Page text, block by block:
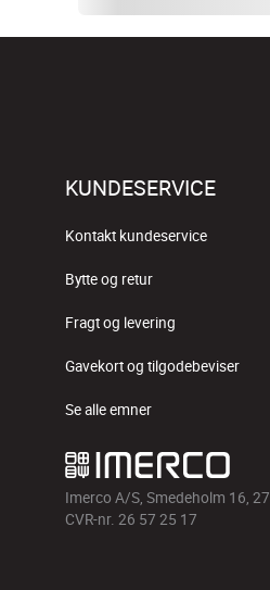
KUNDESERVICE
Kontakt kundeservice
Bytte og retur
Fragt og levering
Gavekort og tilgodebeviser
Se alle emner
Imerco A/S, Smedeholm 16,
CVR-nr. 26 57 25 17